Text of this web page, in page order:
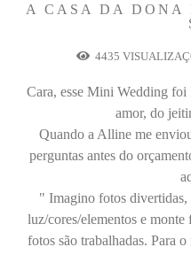
A CASA DA
4435
Cara, esse Mini Wedding
amor, do
Quando a Alline me
perguntas antes do
" Imagino fotos
luz/cores/elementos e
fotos são trabalhadas. Para